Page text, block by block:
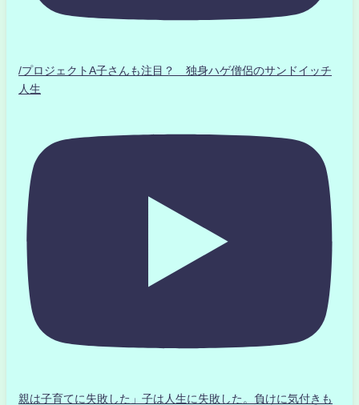
/プロジェクトA子さんも注目？ 独身ハゲ僧侶のサンドイッチ
人生
親は子育てに失敗した」子は人生に失敗した。負けに気付きも